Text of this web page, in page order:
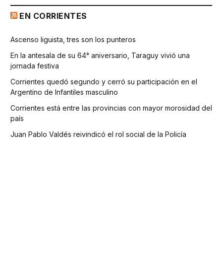
EN CORRIENTES
Ascenso liguista, tres son los punteros
En la antesala de su 64° aniversario, Taraguy vivió una
jornada festiva
Corrientes quedó segundo y cerró su participación en el
Argentino de Infantiles masculino
Corrientes está entre las provincias con mayor morosidad del
país
Juan Pablo Valdés reivindicó el rol social de la Policía